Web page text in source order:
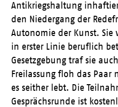
Antikriegshaltung
den Niedergang der
Autonomie der Kunst.
in erster Linie beruflich
Gesetzgebung traf sie
Freilassung floh das Paar
es seither lebt. Die
Gesprächsrunde ist